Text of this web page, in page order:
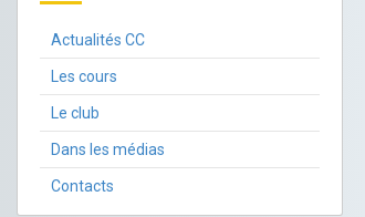
Actualités CC
Les cours
Le club
Dans les médias
Contacts